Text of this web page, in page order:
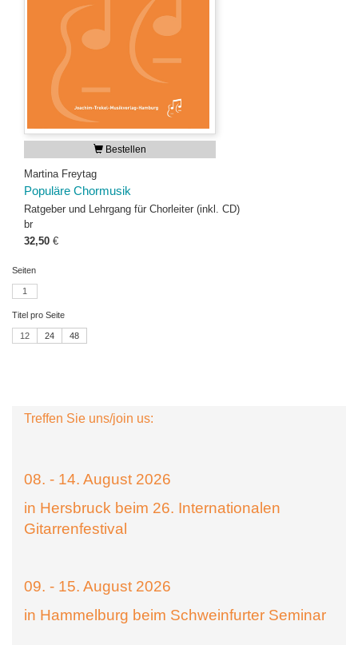
Bestellen
Martina Freytag
Populäre Chormusik
Ratgeber und Lehrgang für Chorleiter (inkl. CD)
br
32,50 €
Seiten
1
Titel pro Seite
12 24 48
Treffen Sie uns/join us:
08. - 14. August 2026
in Hersbruck beim 26. Internationalen
Gitarrenfestival
09. - 15. August 2026
in Hammelburg beim Schweinfurter Seminar